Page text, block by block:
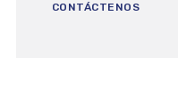
CONTÁCTENOS